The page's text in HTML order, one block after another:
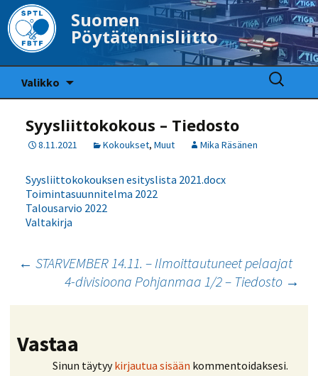
Suomen
Pöytätennisliitto
Valikko
Haku:
Syysliittokokous – Tiedosto
8.11.2021 Kokoukset, Muut Mika Räsänen
Syysliittokokouksen esityslista 2021.docx
Toimintasuunnitelma 2022
Talousarvio 2022
Valtakirja
Artikkelien
selaus
← STARVEMBER 14.11. – Ilmoittautuneet pelaajat
4-divisioona Pohjanmaa 1/2 – Tiedosto →
Vastaa
Sinun täytyykirjautua sisään kommentoidaksesi.